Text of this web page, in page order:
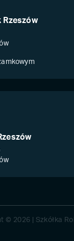
Rzeszów
© 2026 | Szkółka